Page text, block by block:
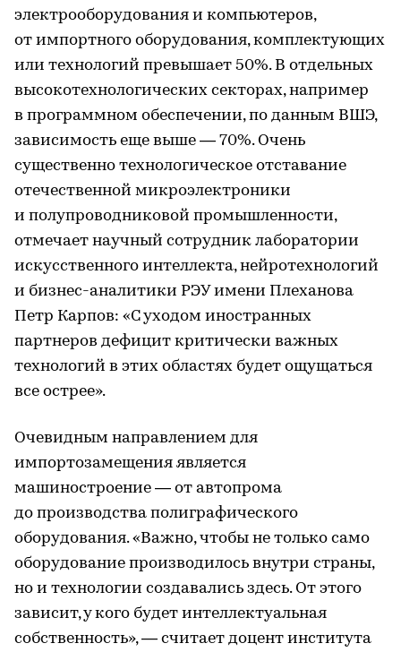
электрооборудования и компьютеров,
от импортного оборудования, комплектующих
или технологий превышает 50%. В отдельных
высокотехнологических секторах, например
в программном обеспечении, по данным ВШЭ,
зависимость еще выше — 70%. Очень
существенно технологическое отставание
отечественной микроэлектроники
и полупроводниковой промышленности,
отмечает научный сотрудник лаборатории
искусственного интеллекта, нейротехнологий
и бизнес-аналитики РЭУ имени Плеханова
Петр Карпов: «С уходом иностранных
партнеров дефицит критически важных
технологий в этих областях будет ощущаться
все острее».
Очевидным направлением для
импортозамещения является
машиностроение — от автопрома
до производства полиграфического
оборудования. «Важно, чтобы не только само
оборудование производилось внутри страны,
но и технологии создавались здесь. От этого
зависит, у кого будет интеллектуальная
собственность», — считает доцент института